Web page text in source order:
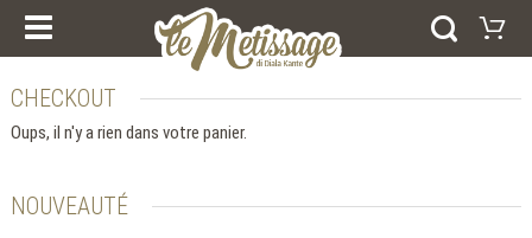
NOS COURS
PRODUIRE
CERTIFICAT CADEAU
BAGUES
BRACELETS
COLLECTIONS
Panier
CHECKOUT
Oups, il n'y a rien dans votre panier.
NOUVEAUTÉ